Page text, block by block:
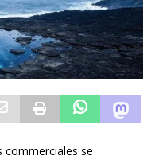
commerciales se